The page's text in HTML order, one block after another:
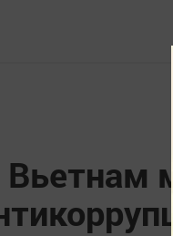
Вьетнам